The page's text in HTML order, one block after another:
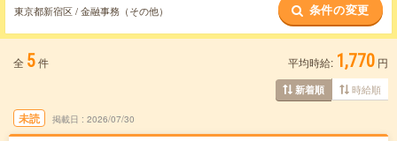
東京都新宿区 / 金融事務（その他） 条件の変更
全 5件 平均時給: 1,770 円
新着順 時給順
未読 掲載日 2026/07/30